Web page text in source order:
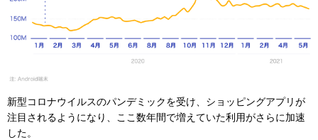
新型コロナウイルスのパンデミックを受け、ショッピングアプリが
注目されるようになり、ここ数年間で増えていた利用がさらに加速
した。